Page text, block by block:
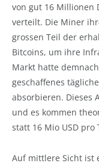
von gut 16 Millionen
verteilt. Die Miner
grossen Teil der
Bitcoins, um ihre
Markt hatte
geschaffenes
absorbieren. Dieses
und es kommen
statt 16 Mio USD pro
Auf mittlere Sicht ist